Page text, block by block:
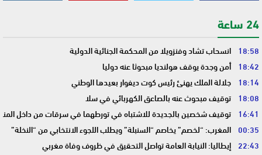
24 ساعة
18:58 انسحاب تشاد وفنزويلا من المحكمة الجنائية الدولية
18:42 أمن وجدة يوقف هولنديا مبحوثا عنه دوليا
18:14 جلالة الملك يهنئ رئيس كوت ديفوار بعيدها الوطني
18:08 توقيف مبحوث عنه بالصاعق الكهربائي في سلا
16:41 توقيف شخصين بالجديدة للاشتباه في تورطهما في سرقات من داخل
00:35 المغرب: “لخصم” يخاصم “السنبلة” ويطلب اللجوء الانتخابي من “النخلة”
22:43 إيطاليا: النيابة العامة تواصل التحقيق في ظروف وفاة مغربي